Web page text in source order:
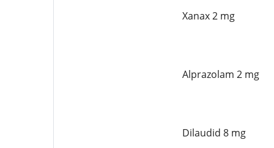
Xanax 2 mg
Alprazolam 2 mg
Dilaudid 8 mg